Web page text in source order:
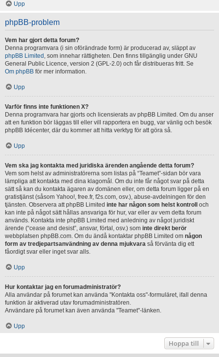
Upp
phpBB-problem
Vem har gjort detta forum?
Denna programvara (i sin oförändrade form) är producerad av, släppt av
phpBB Limited , som innehar rättigheten. Den finns tillgänglig under GNU
General Public Licence, version 2 (GPL-2.0) och får distribueras fritt. Se
Om phpBB för mer information.
Upp
Varför finns inte funktionen X?
Denna programvara har gjorts och licensierats av phpBB Limited. Om du anser
att en funktion bör läggas till eller vill rapportera en bugg, var vänlig och besök
phpBB Idécenter, där du kommer att hitta verktyg för att göra så.
Upp
Vem ska jag kontakta med juridiska ärenden angående detta forum?
Vem som helst av administratörerna som listas på “Teamet”-sidan bör vara
lämpliga att kontakta med dina klagomål. Om du inte får något svar på detta
sätt så kan du kontakta ägaren av domänen eller, om detta forum ligger på en
gratistjänst (såsom Yahoo!, free.fr, f2s.com, osv.), abuse-avdelningen för den
tjänsten. Observera att phpBB Limited inte har någon som helst kontroll
och
kan inte på något sätt hållas ansvariga för hur, var eller av vem detta forum
används. Kontakta inte phpBB Limited med anledning av något juridiskt
ärende (“cease and desist”, ansvar, förtal, osv.) som inte direkt berör
webbplatsen phpBB.com. Om du ändå kontaktar phpBB Limited om någon
form av tredjepartsanvändning av denna mjukvara så förvänta dig ett
fåordigt svar eller inget svar alls.
Upp
Hur kontaktar jag en forumadministratör?
Alla användar på forumet kan använda "Kontakta oss"-formuläret, ifall denna
funktion är aktiverad utav forumadministratören.
Användare på forumet kan även använda "Teamet"-länken.
Upp
Hoppa till